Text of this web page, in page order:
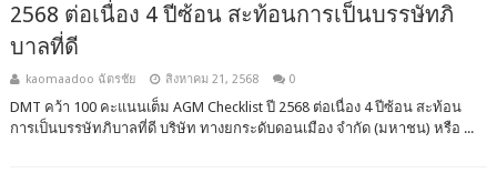
2568 ต่อเนื่อง 4 ปีซ้อน สะท้อนการเป็นบรรษัทภิ
บาลที่ดี
kaomaadoo ฉัตรชัย สิงหาคม 21, 2568 0
DMT คว้า 100 คะแนนเต็ม AGM Checklist ปี 2568 ต่อเนื่อง 4 ปีซ้อน สะท้อน
การเป็นบรรษัทภิบาลที่ดี บริษัท ทางยกระดับดอนเมือง จำกัด (มหาชน) หรือ ...